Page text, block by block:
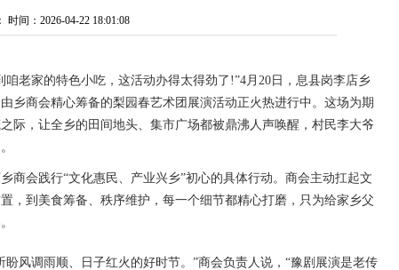
时间：2026-04-22 18:01:08
家的特色小吃，这活动办得太得劲了!”4月20日，息县岗李店乡
乡商会精心筹备的梨园春艺术团展演活动正火热进行中。这场为期
际，让全乡的田间地头、集市广场都被鼎沸人声唤醒，村民李大爷
会践行“文化惠民、产业兴乡”初心的具体行动。商会主动扛起文
，到美食筹备、秩序维护，每一个细节都精心打磨，只为给家乡父
调雨顺、日子红火的好时节。”商会负责人说，“豫剧展演是老传